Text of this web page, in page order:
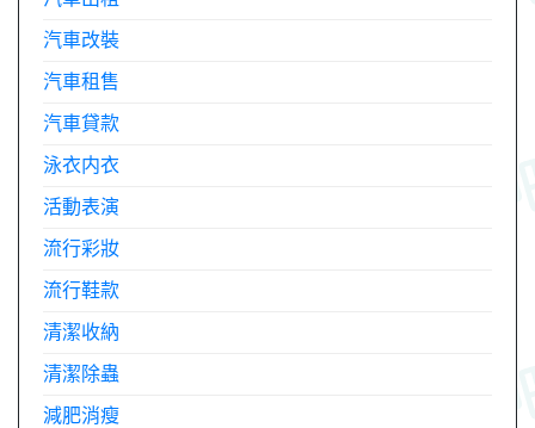
汽車改裝
汽車租售
汽車貸款
泳衣内衣
活動表演
流行彩妝
流行鞋款
清潔收納
清潔除蟲
減肥消瘦